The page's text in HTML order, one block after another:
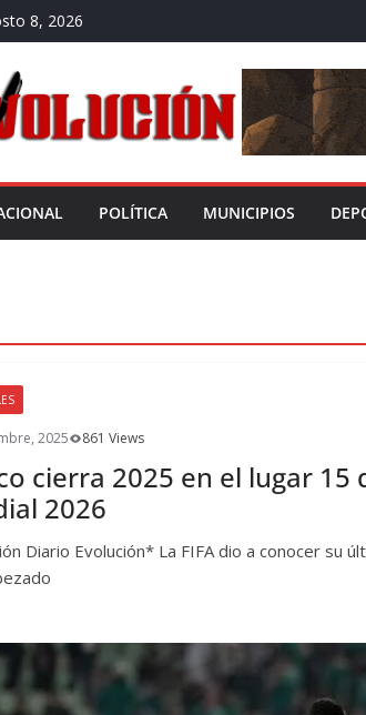
8, 2026
POLÍTICA MUNICIPIOS
2025 861 Views
cierra 2025 en el lugar 15
2026
Diario Evolución* La FIFA dio a conocer su